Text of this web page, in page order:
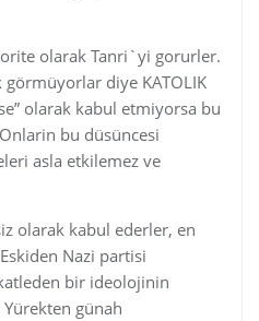
olarak Tanri`yi gorurler.
diye KATOLIK
olarak kabul etmiyorsa bu
bu düsüncesi
asla etkilemez ve
olarak kabul ederler, en
Nazi partisi
bir ideolojinin
günah